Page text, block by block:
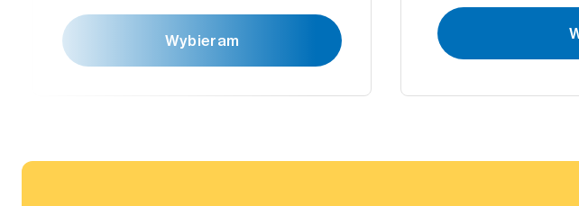
Wybieram